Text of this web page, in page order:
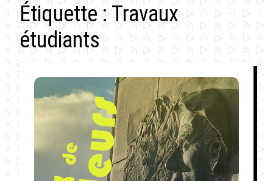
Étiquette : Travaux
étudiants